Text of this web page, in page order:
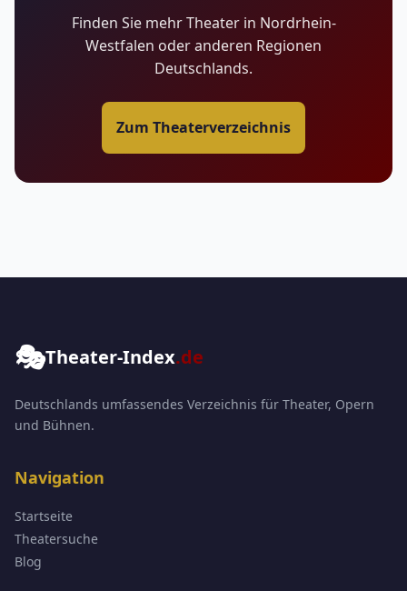
Finden Sie mehr Theater in Nordrhein-
Westfalen oder anderen Regionen
Deutschlands.
Zum Theaterverzeichnis
🎭Theater-Index.de
Deutschlands umfassendes Verzeichnis für Theater, Opern
und Bühnen.
Navigation
Startseite
Theatersuche
Blog